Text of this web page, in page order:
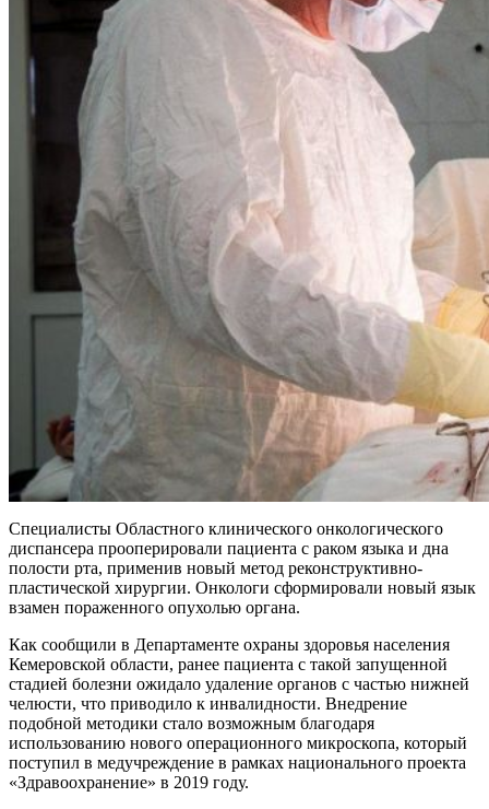
Специалисты Областного клинического онкологического
диспансера прооперировали пациента с раком языка и дна
полости рта, применив новый метод реконструктивно-
пластической хирургии. Онкологи сформировали новый язык
взамен пораженного опухолью органа.
Как сообщили в Департаменте охраны здоровья населения
Кемеровской области, ранее пациента с такой запущенной
стадией болезни ожидало удаление органов с частью нижней
челюсти, что приводило к инвалидности. Внедрение
подобной методики стало возможным благодаря
использованию нового операционного микроскопа, который
поступил в медучреждение в рамках национального проекта
«Здравоохранение» в 2019 году.